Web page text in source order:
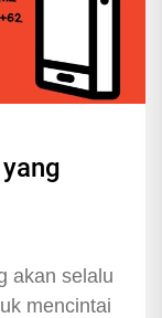
akan selalu
mencintai